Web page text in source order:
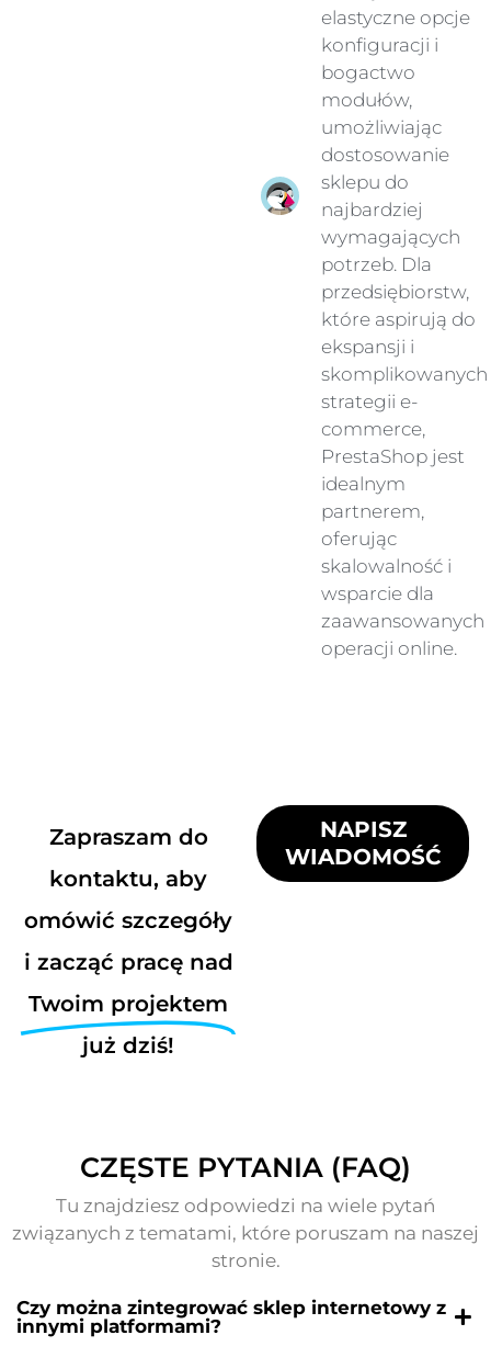
elastyczne opcje
konfiguracji i
bogactwo
modułów,
umożliwiając
dostosowanie
sklepu do
najbardziej
wymagających
potrzeb. Dla
przedsiębiorstw,
które aspirują do
ekspansji i
skomplikowanych
strategii e-
commerce,
PrestaShop jest
idealnym
partnerem,
oferując
skalowalność i
wsparcie dla
zaawansowanych
operacji online.
Zapraszam do
kontaktu, aby
omówić szczegóły
i zacząć pracę nad
Twoim projektem
już dziś!
NAPISZ
WIADOMOŚĆ
CZĘSTE PYTANIA (FAQ)
Tu znajdziesz odpowiedzi na wiele pytań
związanych z tematami, które poruszam na naszej
stronie.
Czy można zintegrować sklep internetowy z
innymi platformami?